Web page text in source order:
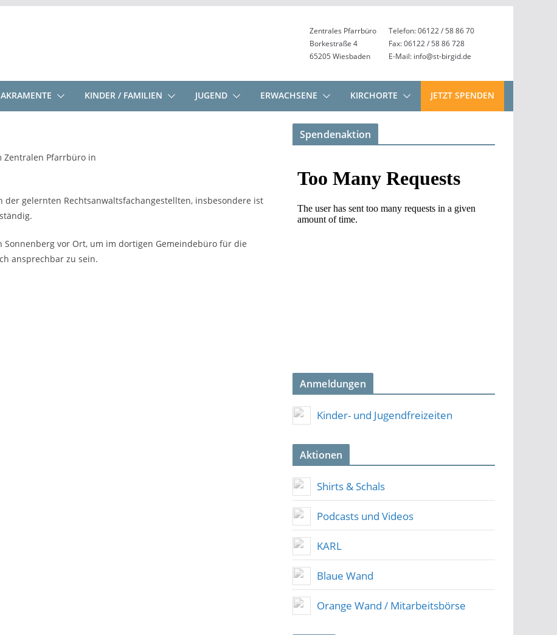
Zentrales Pfarrbüro
Borkestraße 4
65205 Wiesbaden
Telefon: 06122 / 58 86 70
Fax: 06122 / 58 86 728
E-Mail: info@st-birgid.de
KINDER / FAMILIEN JUGEND ERWACHSENE KIRCHORTE JETZT SPENDEN
Zentralen Pfarrbüro in
gelernten Rechtsanwaltsfachangestellten, insbesondere ist
vor Ort, um im dortigen Gemeindebüro für die
ansprechbar zu sein.
Spendenaktion
Anmeldungen
Kinder- und Jugendfreizeiten
Aktionen
Shirts & Schals
Podcasts und Videos
KARL
Blaue Wand
Orange Wand / Mitarbeitsbörse